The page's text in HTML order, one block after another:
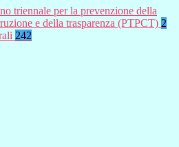
triennale per la prevenzione della
e della trasparenza (PTPCT) 2
242